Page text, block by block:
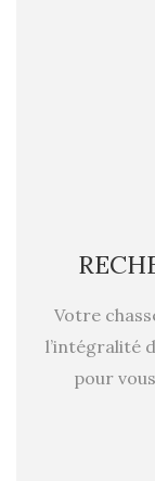
Votre
l’intégralité
pour